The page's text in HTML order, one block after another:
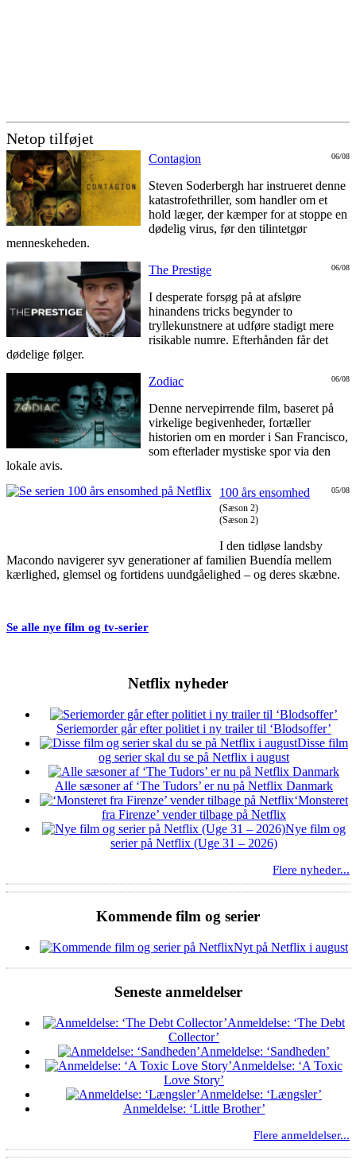
Netop tilføjet
06/08
Contagion
Steven Soderbergh har instrueret denne
katastrofethriller, som handler om et
hold læger, der kæmper for at stoppe en
dødelig virus, før den tilintetgør
menneskeheden.
06/08
The Prestige
I desperate forsøg på at afsløre
hinandens tricks begynder to
tryllekunstnere at udføre stadigt mere
risikable numre. Efterhånden får det
dødelige følger.
06/08
Zodiac
Denne nervepirrende film, baseret på
virkelige begivenheder, fortæller
historien om en morder i San Francisco,
som efterlader mystiske spor via den
lokale avis.
05/08
100 års ensomhed
(Sæson 2)
(Sæson 2)
I den tidløse landsby
Macondo navigerer syv generationer af familien Buendía mellem
kærlighed, glemsel og fortidens uundgåelighed – og deres skæbne.
Se alle nye film og tv-serier
Netflix nyheder
Seriemorder går efter politiet i ny trailer til ‘Blodsoffer’
Disse film
og serier skal du se på Netflix i august
Alle sæsoner af ‘The Tudors’ er nu på Netflix Danmark
‘Monsteret
fra Firenze’ vender tilbage på Netflix
Nye film og
serier på Netflix (Uge 31 – 2026)
Flere nyheder...
Kommende film og serier
Nyt på Netflix i august
Seneste anmeldelser
Anmeldelse: ‘The Debt
Collector’
Anmeldelse: ‘Sandheden’
Anmeldelse: ‘A Toxic
Love Story’
Anmeldelse: ‘Længsler’
Anmeldelse: ‘Little Brother’
Flere anmeldelser...